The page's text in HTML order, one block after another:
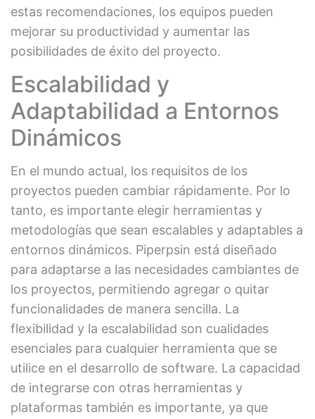
estas recomendaciones, los equipos pueden
mejorar su productividad y aumentar las
posibilidades de éxito del proyecto.
Escalabilidad y
Adaptabilidad a Entornos
Dinámicos
En el mundo actual, los requisitos de los
proyectos pueden cambiar rápidamente. Por lo
tanto, es importante elegir herramientas y
metodologías que sean escalables y adaptables a
entornos dinámicos. Piperpsin está diseñado
para adaptarse a las necesidades cambiantes de
los proyectos, permitiendo agregar o quitar
funcionalidades de manera sencilla. La
flexibilidad y la escalabilidad son cualidades
esenciales para cualquier herramienta que se
utilice en el desarrollo de software. La capacidad
de integrarse con otras herramientas y
plataformas también es importante, ya que